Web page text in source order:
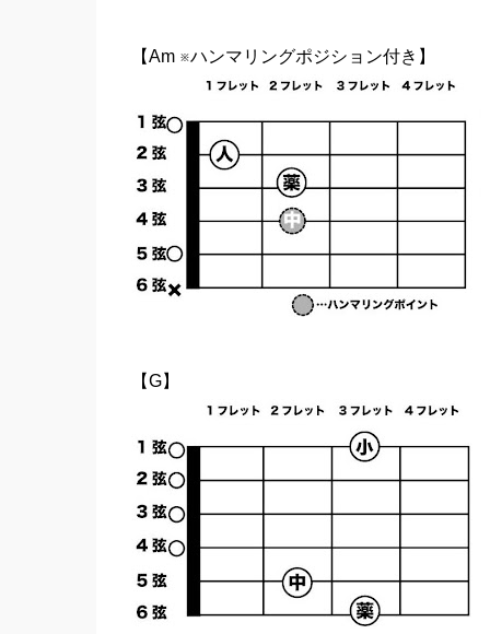
【Am ※ハンマリングポジション付き】
【G】